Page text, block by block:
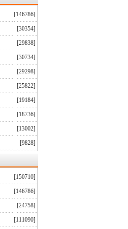
[146786]
[30354]
[29838]
[30734]
[29298]
[25822]
[19184]
[18736]
[13002]
[9828]
[150710]
[146786]
[24758]
[111090]